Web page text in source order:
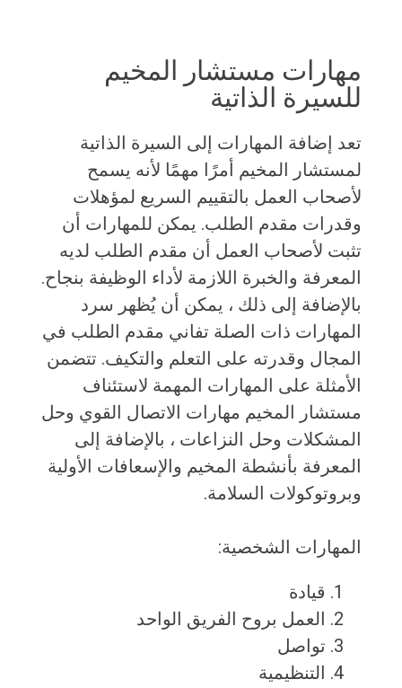
مهارات مستشار المخيم
للسيرة الذاتية
تعد إضافة المهارات إلى السيرة الذاتية
لمستشار المخيم أمرًا مهمًا لأنه يسمح
لأصحاب العمل بالتقييم السريع لمؤهلات
وقدرات مقدم الطلب. يمكن للمهارات أن
تثبت لأصحاب العمل أن مقدم الطلب لديه
المعرفة والخبرة اللازمة لأداء الوظيفة بنجاح.
بالإضافة إلى ذلك ، يمكن أن يُظهر سرد
المهارات ذات الصلة تفاني مقدم الطلب في
المجال وقدرته على التعلم والتكيف. تتضمن
الأمثلة على المهارات المهمة لاستئناف
مستشار المخيم مهارات الاتصال القوي وحل
المشكلات وحل النزاعات ، بالإضافة إلى
المعرفة بأنشطة المخيم والإسعافات الأولية
وبروتوكولات السلامة.
المهارات الشخصية:
قيادة
العمل بروح الفريق الواحد
تواصل
التنظيمية